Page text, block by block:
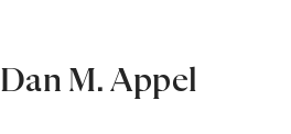
Dan M. Appel